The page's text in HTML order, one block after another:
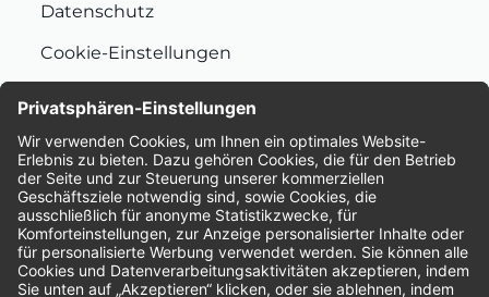
Datenschutz
Cookie-Einstellungen
Bewertungen